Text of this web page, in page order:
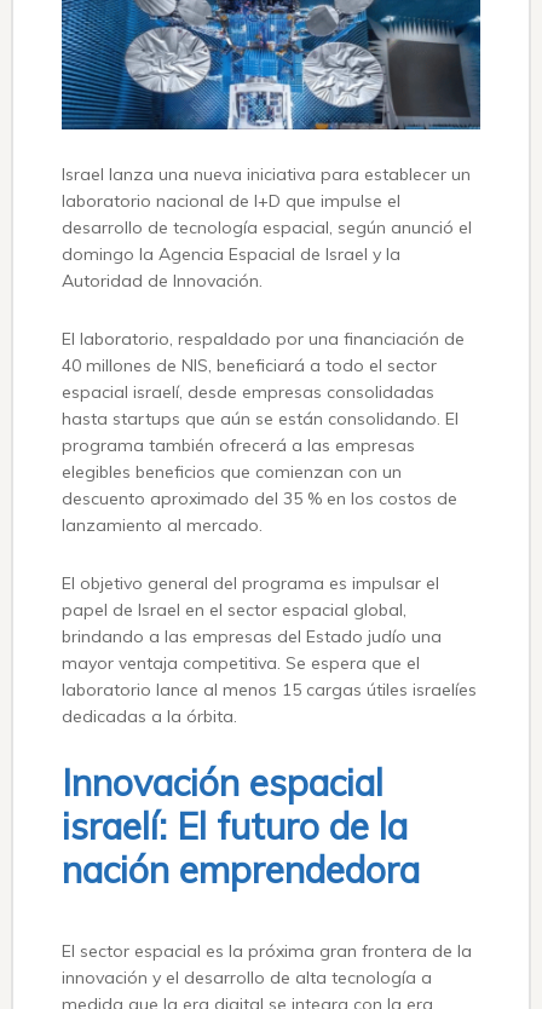
Israel lanza una nueva iniciativa para establecer un
laboratorio nacional de I+D que impulse el
desarrollo de tecnología espacial, según anunció el
domingo la Agencia Espacial de Israel y la
Autoridad de Innovación.
El laboratorio, respaldado por una financiación de
40 millones de NIS, beneficiará a todo el sector
espacial israelí, desde empresas consolidadas
hasta startups que aún se están consolidando. El
programa también ofrecerá a las empresas
elegibles beneficios que comienzan con un
descuento aproximado del 35 % en los costos de
lanzamiento al mercado.
El objetivo general del programa es impulsar el
papel de Israel en el sector espacial global,
brindando a las empresas del Estado judío una
mayor ventaja competitiva. Se espera que el
laboratorio lance al menos 15 cargas útiles israelíes
dedicadas a la órbita.
Innovación espacial
israelí: El futuro de la
nación emprendedora
El sector espacial es la próxima gran frontera de la
innovación y el desarrollo de alta tecnología a
medida que la era digital se integra con la era